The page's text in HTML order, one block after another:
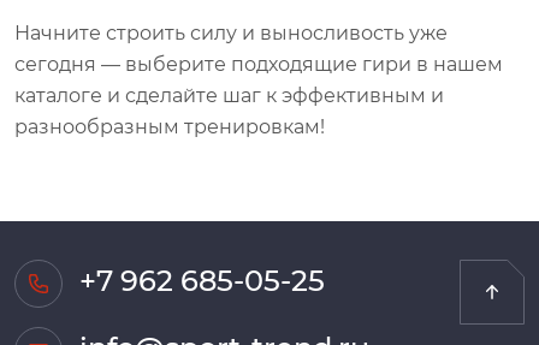
Начните строить силу и выносливость уже
сегодня — выберите подходящие гири в нашем
каталоге и сделайте шаг к эффективным и
разнообразным тренировкам!
+7 962 685-05-25